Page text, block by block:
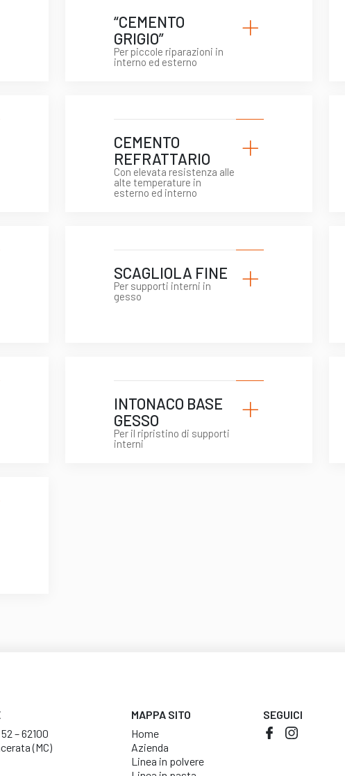
“CEMENTO
GRIGIO”
Per piccole riparazioni in
interno ed esterno
+
CEMENTO
REFRATTARIO
Con elevata resistenza alle
alte temperature in
esterno ed interno
+
SCAGLIOLA FINE
Per supporti interni in
gesso
+
INTONACO BASE
GESSO
Per il ripristino di supporti
interni
+
– 62100
(MC)
MAPPA SITO
Home
Azienda
Linea in polvere
SEGUICI